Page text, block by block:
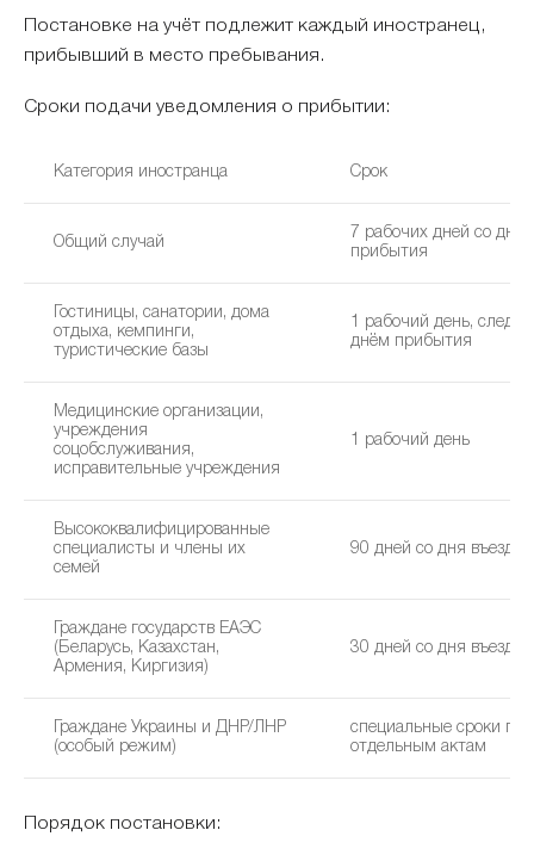
Постановке на учёт подлежит каждый иностранец,
прибывший в место пребывания.
Сроки подачи уведомления о прибытии:
Категория иностранца Срок
Общий случай
7 рабочих дней со дня
прибытия
Гостиницы, санатории, дома
отдыха, кемпинги,
туристические базы
1 рабочий день,
днём прибытия
Медицинские организации,
учреждения
соцобслуживания,
исправительные учреждения
1 рабочий день
Высококвалифицированные
специалисты и члены их
семей
90 дней со дня въезда
Граждане государств ЕАЭС
(Беларусь, Казахстан,
Армения, Киргизия)
30 дней со дня въезда
Граждане Украины и ДНР/ЛНР
(особый режим)
специальные сроки по
отдельным актам
Порядок постановки: